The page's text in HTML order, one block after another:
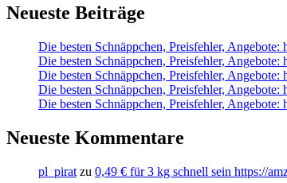
Neueste Beiträge
Die besten Schnäppchen, Preisfehler,
Die besten Schnäppchen, Preisfehler,
Die besten Schnäppchen, Preisfehler,
Die besten Schnäppchen, Preisfehler,
Die besten Schnäppchen, Preisfehler,
Neueste Kommentare
pl_pirat zu 0,49 € für 3 kg schnell sein https://